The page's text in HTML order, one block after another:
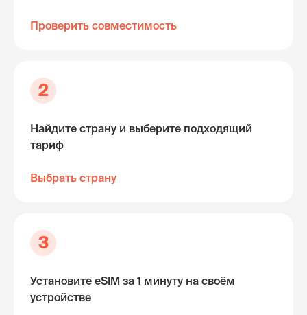
Проверить совместимость
2
Найдите страну и выберите подходящий
тариф
Выбрать страну
3
Установите eSIM за 1 минуту на своём
устройстве